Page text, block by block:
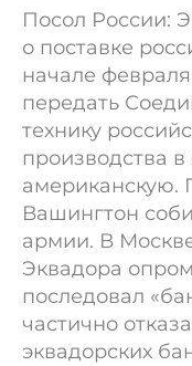
Посол России:
о поставке
начале
передать
технику
производства
Вашингтон
армии. В
Эквадора
последовал
частично
эквадорских